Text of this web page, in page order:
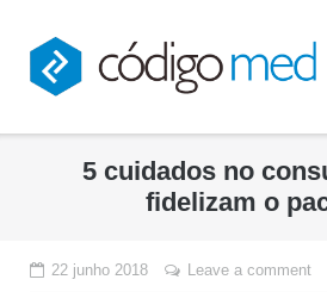
content
5 cuidados no
fidelizam o
22 junho 2018 Leave a comment